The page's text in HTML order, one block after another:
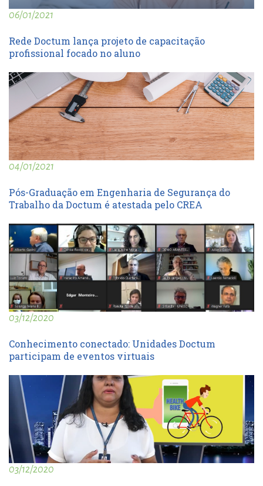
06/01/2021
Rede Doctum lança projeto de capacitação
profissional focado no aluno
04/01/2021
Pós-Graduação em Engenharia de Segurança do
Trabalho da Doctum é atestada pelo CREA
03/12/2020
Conhecimento conectado: Unidades Doctum
participam de eventos virtuais
03/12/2020